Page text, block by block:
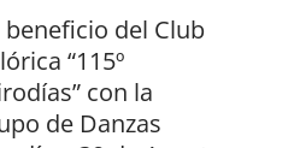
del Club
“115º
con la
de Danzas